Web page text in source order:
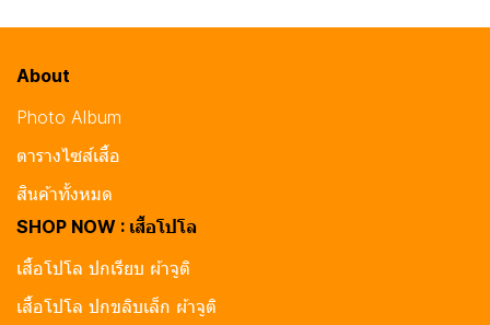
About
Photo Album
ตารางไซส์เสื้อ
สินค้าทั้งหมด
SHOP NOW : เสื้อโปโล
เสื้อโปโล ปกเรียบ ผ้าจูติ
เสื้อโปโล ปกขลิบเล็ก ผ้าจูติ